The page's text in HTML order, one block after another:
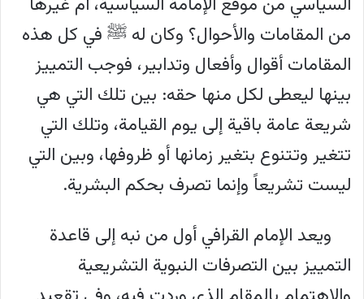
من المقامات والأحوال؟ وكان له ﷺ في كل هذه
المقامات أقوال وأفعال وتدابير، فوجب التمييز
بينها ليعطى لكل منها حقه: بين تلك التي هي
شريعة عامة باقية إلى يوم القيامة، وتلك التي
تتغير وتتنوع بتغير زمانها أو ظروفها، وبين التي
ليست تشريعاً وإنما تصرف بحكم البشرية.
ويعد الإمام القرافي أول من نبه إلى قاعدة
التمييز بين التصرفات النبوية التشريعية